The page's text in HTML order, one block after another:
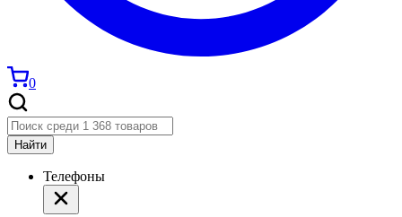
0
Найти
Телефоны